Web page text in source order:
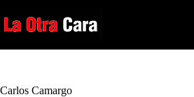
al
contenido
Carlos Camargo